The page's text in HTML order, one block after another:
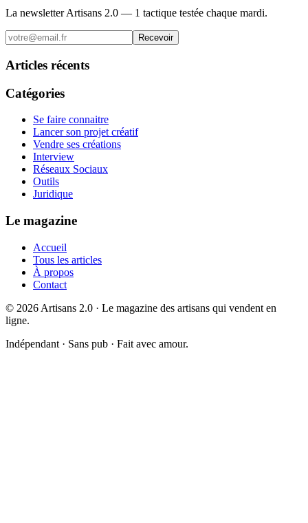
La newsletter Artisans 2.0 — 1 tactique testée chaque mardi.
Recevoir
Articles récents
Catégories
Se faire connaitre
Lancer son projet créatif
Vendre ses créations
Interview
Réseaux Sociaux
Outils
Juridique
Le magazine
Accueil
Tous les articles
À propos
Contact
© 2026 Artisans 2.0 · Le magazine des artisans qui vendent en
ligne.
Indépendant · Sans pub · Fait avec amour.